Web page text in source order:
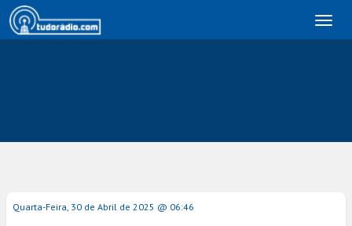
Quarta-Feira, 30 de Abril de 2025 @ 06:46